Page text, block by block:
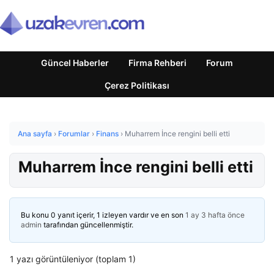
Güncel Haberler Firma Rehberi Forum
Çerez Politikası
Ana sayfa › Forumlar › Finans › Muharrem İnce rengini belli etti
Muharrem İnce rengini belli etti
Bu konu 0 yanıt içerir, 1 izleyen vardır ve en son 1 ay 3 hafta önce
admin tarafından güncellenmiştir.
1 yazı görüntüleniyor (toplam 1)